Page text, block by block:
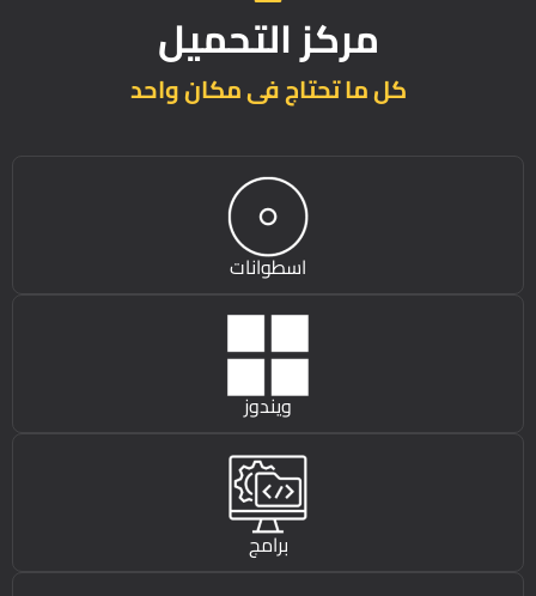
مركز التحميل
كل ما تحتاج فى مكان واحد
اسطوانات
ويندوز
برامج